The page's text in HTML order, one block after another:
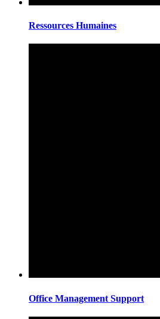
Ressources Humaines
Office Management Support